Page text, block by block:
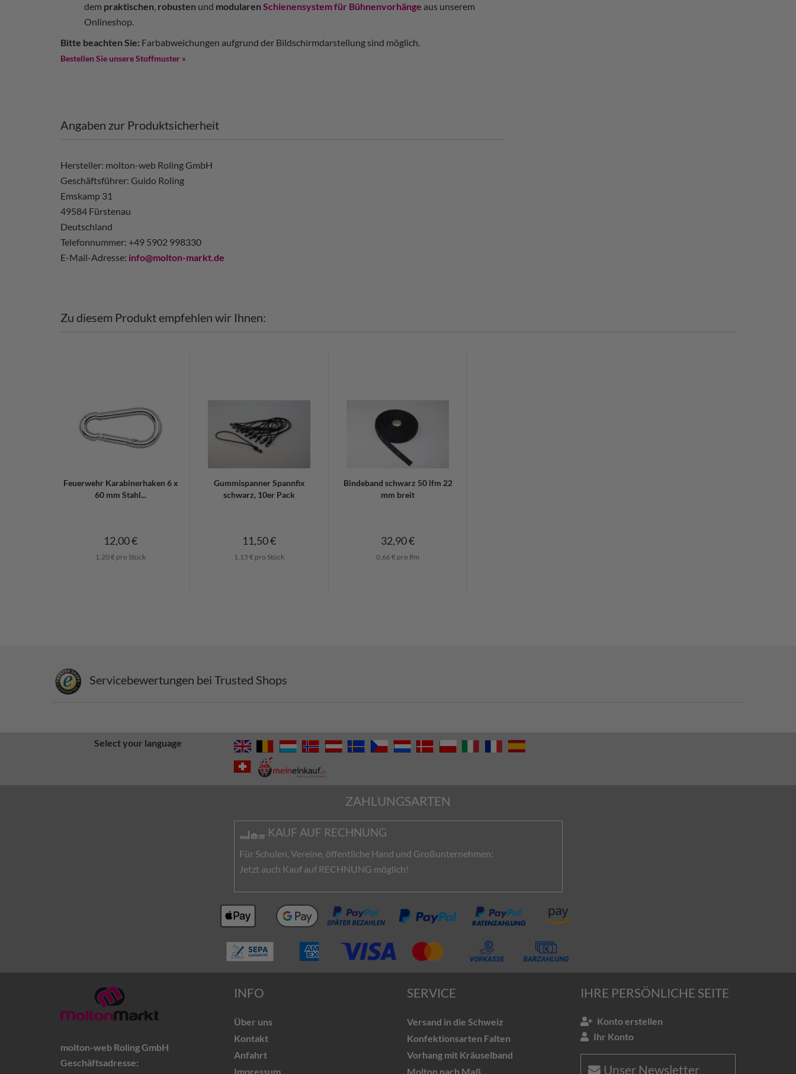
dem praktischen, robusten und modularen Schienensystem für Bühnenvorhänge aus unserem
Onlineshop.
Bitte beachten Sie: Farbabweichungen aufgrund der Bildschirmdarstellung sind möglich.
Bestellen Sie unsere Stoffmuster »
Angaben zur Produktsicherheit
Hersteller: molton-web Roling GmbH
Geschäftsführer: Guido Roling
Emskamp 31
49584 Fürstenau
Deutschland
Telefonnummer: +49 5902 998330
E-Mail-Adresse: info@molton-markt.de
Zu diesem Produkt empfehlen wir Ihnen:
Feuerwehr Karabinerhaken 6 x
60 mm Stahl...
12,00 €
1,20 € pro Stück
Gummispanner Spannfix
schwarz, 10er Pack
11,50 €
1,15 € pro Stück
Bindeband schwarz 50 lfm 22
mm breit
32,90 €
0,66 € pro lfm
Servicebewertungen bei Trusted Shops
Select your language
ZAHLUNGSARTEN
KAUF AUF RECHNUNG
Für Schulen, Vereine, öffentliche Hand und Großunternehmen:
Jetzt auch Kauf auf RECHNUNG möglich!
molton-web Roling GmbH
Geschäftsadresse:
INFO
Über uns
Kontakt
Anfahrt
Impressum
SERVICE
Versand in die Schweiz
Konfektionsarten Falten
Vorhang mit Kräuselband
Molton nach Maß
IHRE PERSÖNLICHE SEITE
Konto erstellen
Ihr Konto
Unser Newsletter